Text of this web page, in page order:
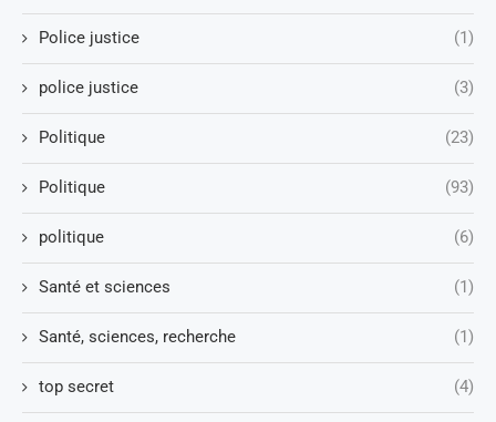
Police justice (1)
police justice (3)
Politique (23)
Politique (93)
politique (6)
Santé et sciences (1)
Santé, sciences, recherche (1)
top secret (4)